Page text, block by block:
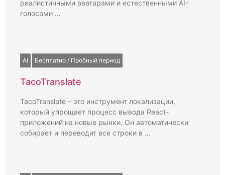
реалистичными аватарами и естественными AI-
голосами …
AI Бесплатно / Пробный период
TacoTranslate
TacoTranslate – это инструмент локализации,
который упрощает процесс вывода React-
приложений на новые рынки. Он автоматически
собирает и переводит все строки в …